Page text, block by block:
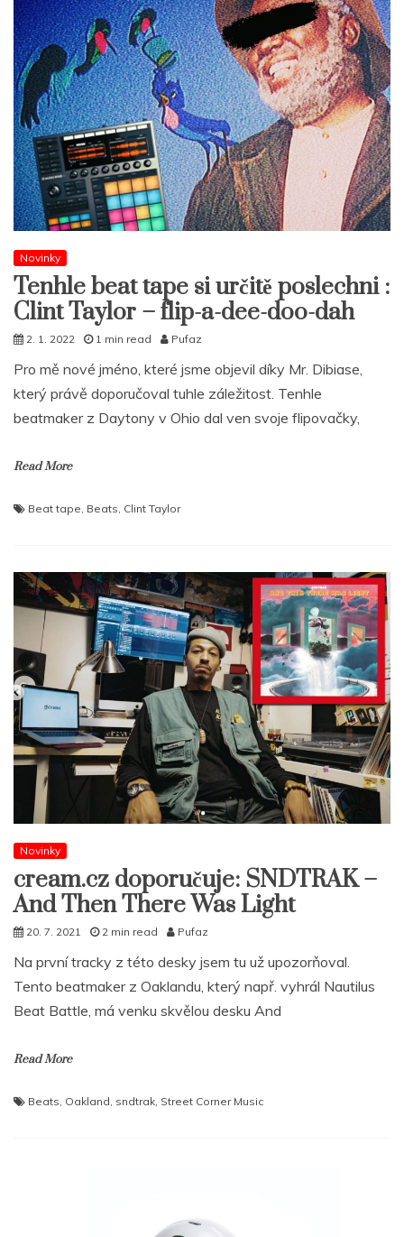
Novinky
Tenhle beat tape si určitě poslechni :
Clint Taylor – flip-a-dee-doo-dah
2. 1. 2022 1 min read Pufaz
Pro mě nové jméno, které jsme objevil díky Mr. Dibiase,
který právě doporučoval tuhle záležitost. Tenhle
beatmaker z Daytony v Ohio dal ven svoje flipovačky,
Read More
Beat tape, Beats, Clint Taylor
Novinky
cream.cz doporučuje: SNDTRAK –
And Then There Was Light
20. 7. 2021 2 min read Pufaz
Na první tracky z této desky jsem tu už upozorňoval.
Tento beatmaker z Oaklandu, který např. vyhrál Nautilus
Beat Battle, má venku skvělou desku And
Read More
Beats Oakland sndtrak Street Corner Music